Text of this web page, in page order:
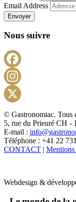
Email Address
Envoyer
Nous suivre
© Gastronomiac. Tous
5, rue du Prieuré CH -
E-mail :
Téléphone : +41 22
CONTACT | Mentions
Webdesign &